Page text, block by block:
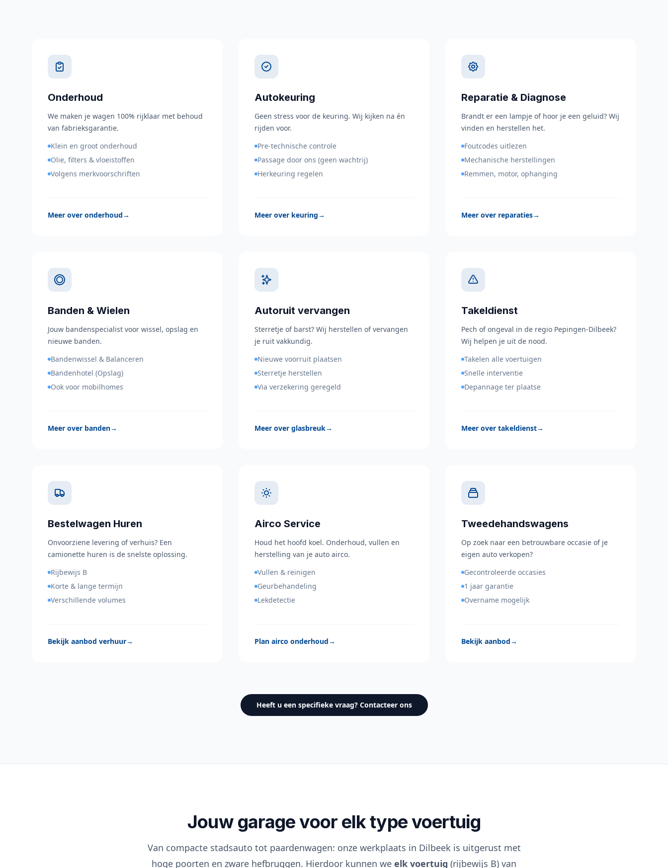
Onderhoud
We maken je wagen 100% rijklaar met behoud
van fabrieksgarantie.
Klein en groot onderhoud
Olie, filters & vloeistoffen
Volgens merkvoorschriften
Meer over onderhoud→
Autokeuring
Geen stress voor de keuring. Wij kijken na én
rijden voor.
Pre-technische controle
Passage door ons (geen wachtrij)
Herkeuring regelen
Meer over keuring→
Reparatie & Diagnose
Brandt er een lampje of hoor je een geluid? Wij
vinden en herstellen het.
Foutcodes uitlezen
Mechanische herstellingen
Remmen, motor, ophanging
Meer over reparaties→
Banden & Wielen
Jouw bandenspecialist voor wissel, opslag en
nieuwe banden.
Bandenwissel & Balanceren
Bandenhotel (Opslag)
Ook voor mobilhomes
Meer over banden→
Autoruit vervangen
Sterretje of barst? Wij herstellen of vervangen
je ruit vakkundig.
Nieuwe voorruit plaatsen
Sterretje herstellen
Via verzekering geregeld
Meer over glasbreuk→
Takeldienst
Pech of ongeval in de regio Pepingen-Dilbeek?
Wij helpen je uit de nood.
Takelen alle voertuigen
Snelle interventie
Depannage ter plaatse
Meer over takeldienst→
Bestelwagen Huren
Onvoorziene levering of verhuis? Een
camionette huren is de snelste oplossing.
Rijbewijs B
Korte & lange termijn
Verschillende volumes
Bekijk aanbod verhuur→
Airco Service
Houd het hoofd koel. Onderhoud, vullen en
herstelling van je auto airco.
Vullen & reinigen
Geurbehandeling
Lekdetectie
Plan airco onderhoud→
Tweedehandswagens
Op zoek naar een betrouwbare occasie of je
eigen auto verkopen?
Gecontroleerde occasies
1 jaar garantie
Overname mogelijk
Bekijk aanbod→
Heeft u een specifieke vraag? Contacteer ons
Jouw garage voor elk type voertuig
Van compacte stadsauto tot paardenwagen: onze werkplaats in Dilbeek is uitgerust met
hoge poorten en zware hefbruggen. Hierdoor kunnen we elk voertuig (rijbewijs B) van